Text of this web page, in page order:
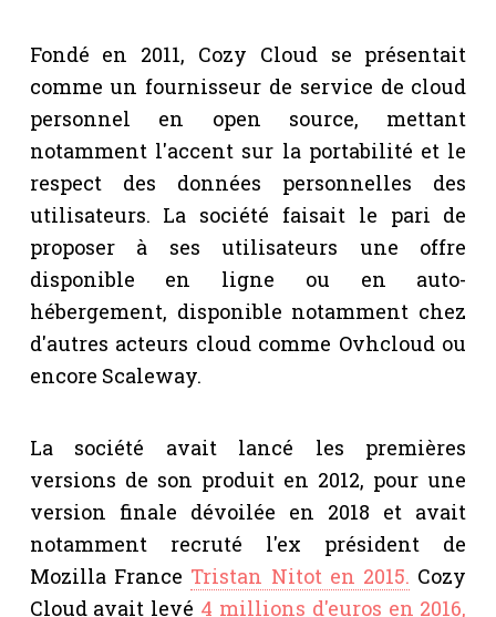
Fondé en 2011, Cozy Cloud se présentait
comme un fournisseur de service de cloud
personnel en open source, mettant
notamment l'accent sur la portabilité et le
respect des données personnelles des
utilisateurs. La société faisait le pari de
proposer à ses utilisateurs une offre
disponible en ligne ou en auto-
hébergement, disponible notamment chez
d'autres acteurs cloud comme Ovhcloud ou
encore Scaleway.
La société avait lancé les premières
versions de son produit en 2012, pour une
version finale dévoilée en 2018 et avait
notamment recruté l'ex président de
Mozilla France Tristan Nitot en 2015. Cozy
Cloud avait levé 4 millions d'euros en 2016,